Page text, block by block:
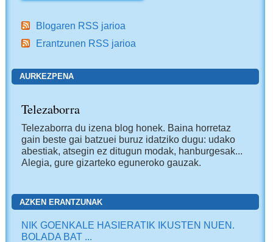
Blogaren RSS jarioa
Erantzunen RSS jarioa
AURKEZPENA
Telezaborra
Telezaborra du izena blog honek. Baina horretaz
gain beste gai batzuei buruz idatziko dugu: udako
abestiak, atsegin ez ditugun modak, hanburgesak...
Alegia, gure gizarteko eguneroko gauzak.
AZKEN ERANTZUNAK
NIK GOENKALE HASIERATIK IKUSTEN NUEN.
BOLADA BAT ...